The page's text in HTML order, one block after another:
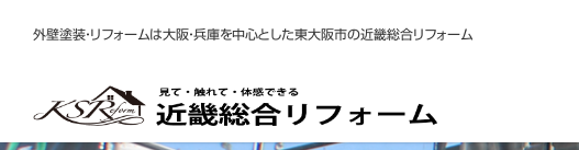
外壁塗装・リフォームは大阪・兵庫を中心とした東大阪市の近畿総合リフォーム